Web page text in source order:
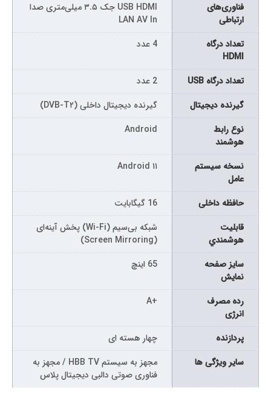
فناوری‌های
ارتباطی
USB HDMI جک ۳.۵ میلی‌متری صدا
LAN AV In
تعداد درگاه
HDMI
4 عدد
تعداد درگاه USB
2 عدد
گیرنده دیجیتال
گیرنده دیجیتال داخلی (DVB-T۲)
نوع رابط
هوشمند
Android
نسخه سیستم
عامل
Android ۱۱
حافظه داخلی
16 گیگابایت
قابليت
هوشمندي
شبکه بی‌سیم (Wi-Fi) پخش آینه‌ای
(Screen Mirroring)
سايز صفحه
نمايش
65 اینچ
رده مصرف
انرژی
+A
پردازنده
چهار هسته ای
سایر ویژگی ها
مجهز به سیستم HBB TV / مجهز به
فناوری صوتی دالبی دیجیتال پلاس